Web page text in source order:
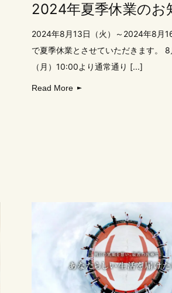
2024年夏季休業のお
2024年8月13日（火）～2024年8月
で夏季休業とさせていただきます。 8
（月）10:00より通常通り [...]
Read More